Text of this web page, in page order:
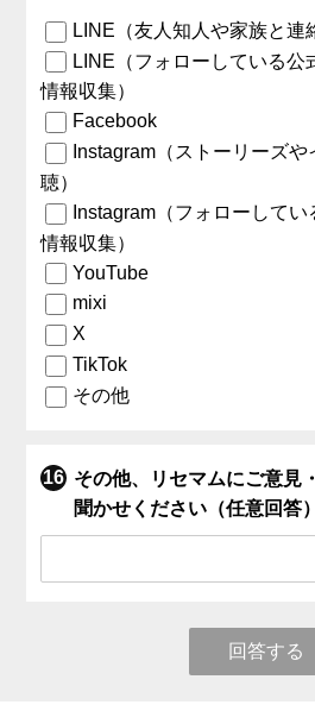
LINE（友人知人や家族と連
LINE（フォローしている公
情報収集）
Facebook
Instagram（ストーリーズ
聴）
Instagram（フォローして
情報収集）
YouTube
mixi
X
TikTok
その他
その他、リセマムにご意見
聞かせください（任意回答）
回答する